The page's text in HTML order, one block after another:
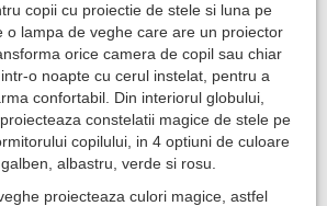
copii cu proiectie de stele si luna pe
lampa de veghe care are un proiector
orice camera de copil sau chiar
o noapte cu cerul instelat, pentru a
confortabil. Din interiorul globului,
constelatii magice de stele pe
copilului, in 4 optiuni de culoare
albastru, verde si rosu.
proiecteaza culori magice, astfel